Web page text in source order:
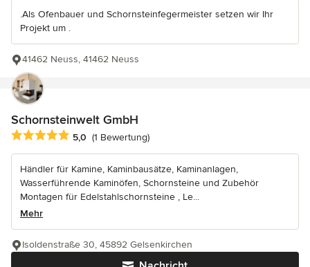
.Als Ofenbauer und Schornsteinfegermeister setzen wir Ihr
Projekt um .
41462 Neuss, 41462 Neuss
Schornsteinwelt GmbH
Durchschnittliche Bewertung: 5 von 5 Sternen
5,0 (1 Bewertung)
Händler für Kamine, Kaminbausätze, Kaminanlagen,
Wasserführende Kaminöfen, Schornsteine und Zubehör
Montagen für Edelstahlschornsteine , Le...
Mehr
Isoldenstraße 30, 45892 Gelsenkirchen